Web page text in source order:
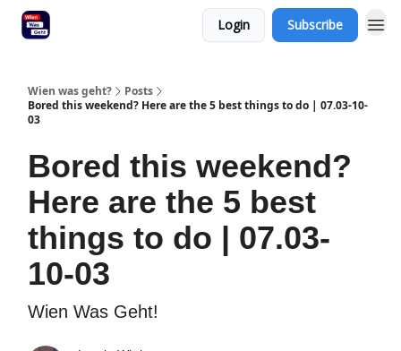
Login Subscribe
Wien was geht?
Posts
Bored this weekend? Here are the 5 best things to do | 07.03-10-
03
Bored this weekend?
Here are the 5 best
things to do | 07.03-
10-03
Wien Was Geht!